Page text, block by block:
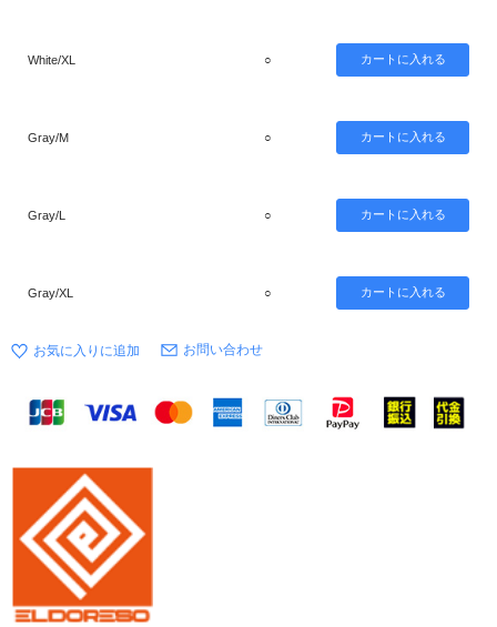
White/XL ○
Gray/M ○
Gray/L ○
Gray/XL ○
お問い合わせ